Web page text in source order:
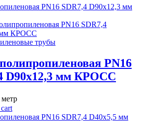
трубы
PN16
D90x12,3 мм КРОСС
метр